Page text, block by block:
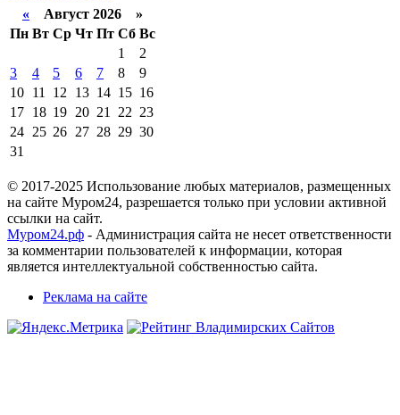
« Август 2026 »
Пн Вт Ср Чт Пт Сб Вс
1
2
3
4 5 6 7 8
9
10 11 12 13 14 15 16
17 18 19 20 21 22 23
24 25 26 27 28 29 30
31
© 2017-2025 Использование любых материалов, размещенных
на сайте Муром24, разрешается только при условии активной
ссылки на сайт.
Муром24.рф - Администрация сайта не несет ответственности
за комментарии пользователей к информации, которая
является интеллектуальной собственностью сайта.
Реклама на сайте